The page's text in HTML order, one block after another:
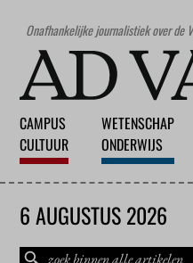
Onafhankelijke journalistiek over de
CAMPUS
CULTUUR
WETENSCHAP
ONDERWIJS
6 AUGUSTUS 2026